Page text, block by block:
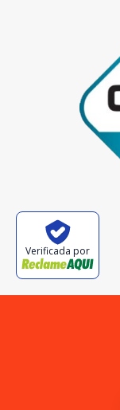
Verificada por